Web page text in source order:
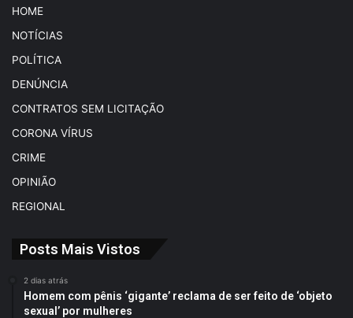
HOME
NOTÍCIAS
POLÍTICA
DENÚNCIA
CONTRATOS SEM LICITAÇÃO
CORONA VÍRUS
CRIME
OPINIÃO
REGIONAL
Posts Mais Vistos
2 dias atrás
Homem com pênis ‘gigante’ reclama de ser feito de ‘objeto
sexual’ por mulheres